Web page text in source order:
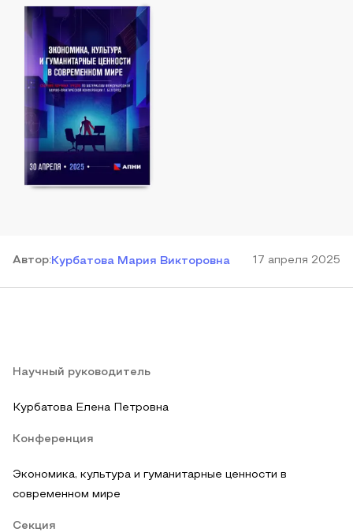
Автор:Курбатова Мария Викторовна 17 апреля 2025
Научный руководитель
Курбатова Елена Петровна
Конференция
Экономика, культура и гуманитарные ценности в
современном мире
Секция